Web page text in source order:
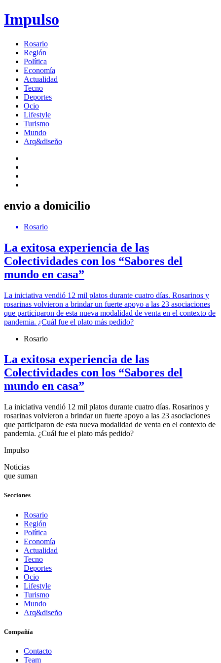
Impulso
Rosario
Región
Política
Economía
Actualidad
Tecno
Deportes
Ocio
Lifestyle
Turismo
Mundo
Arq&diseño
envio a domicilio
Rosario
La exitosa experiencia de las
Colectividades con los “Sabores del
mundo en casa”
La iniciativa vendió 12 mil platos durante cuatro días. Rosarinos y
rosarinas volvieron a brindar un fuerte apoyo a las 23 asociaciones
que participaron de esta nueva modalidad de venta en el contexto de
pandemia. ¿Cuál fue el plato más pedido?
Rosario
La exitosa experiencia de las
Colectividades con los “Sabores del
mundo en casa”
La iniciativa vendió 12 mil platos durante cuatro días. Rosarinos y
rosarinas volvieron a brindar un fuerte apoyo a las 23 asociaciones
que participaron de esta nueva modalidad de venta en el contexto de
pandemia. ¿Cuál fue el plato más pedido?
Impulso
Noticias
que suman
Secciones
Rosario
Región
Política
Economía
Actualidad
Tecno
Deportes
Ocio
Lifestyle
Turismo
Mundo
Arq&diseño
Compañía
Contacto
Team